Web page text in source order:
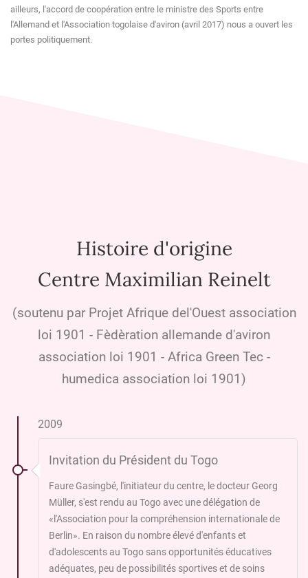
ailleurs, l'accord de coopération entre le ministre des Sports entre
l'Allemand et l'Association togolaise d'aviron (avril 2017) nous a ouvert les
portes politiquement.
Histoire d'origine
Centre Maximilian Reinelt
(soutenu par Projet Afrique del'Ouest association
loi 1901 - Fèdèration allemande d'aviron
association loi 1901 - Africa Green Tec -
humedica association loi 1901)
2009
Invitation du Président du Togo
Faure Gasingbé, l'initiateur du centre, le docteur Georg
Müller, s'est rendu au Togo avec une délégation de
«l'Association pour la compréhension internationale de
Berlin». En raison du nombre élevé d'enfants et
d'adolescents au Togo sans opportunités éducatives
adéquates, peu de possibilités sportives et de soins